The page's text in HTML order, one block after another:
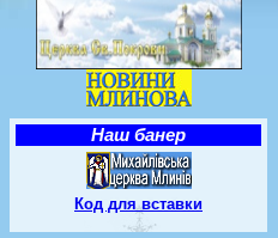
Наш банер
Код для вставки